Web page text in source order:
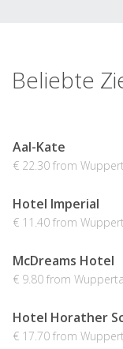
Beliebte
Aal-Kate
€ 22.30 from
Hotel Imperial
€ 11.40 from
McDreams Hotel
€ 9.80 from
Hotel Horather
€ 17.70 from